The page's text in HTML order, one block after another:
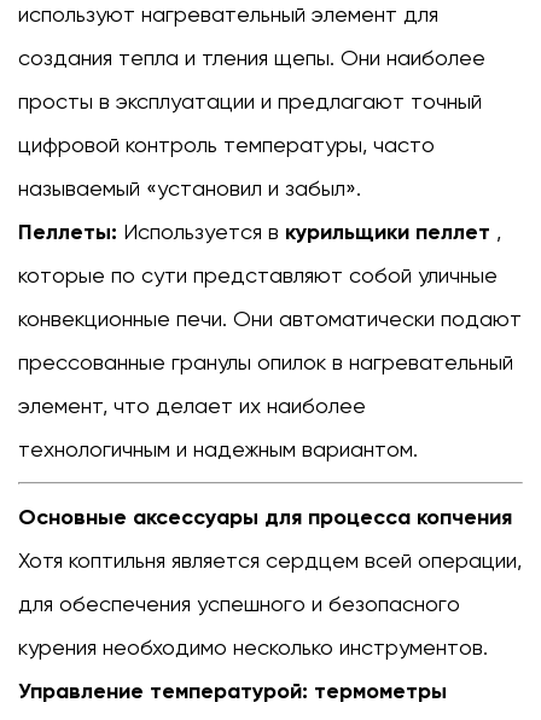
используют нагревательный элемент для
создания тепла и тления щепы. Они наиболее
просты в эксплуатации и предлагают точный
цифровой контроль температуры, часто
называемый «установил и забыл».
Пеллеты: Используется в курильщики пеллет ,
которые по сути представляют собой уличные
конвекционные печи. Они автоматически подают
прессованные гранулы опилок в нагревательный
элемент, что делает их наиболее
технологичным и надежным вариантом.
Основные аксессуары для процесса копчения
Хотя коптильня является сердцем всей операции,
для обеспечения успешного и безопасного
курения необходимо несколько инструментов.
Управление температурой: термометры